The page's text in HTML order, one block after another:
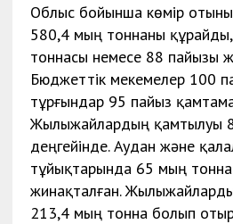
Облыс бойынша көмір
580,4 мың тоннаны
тоннасы немесе 88 пайызы
Бюджеттік мекемелер 100
тұрғындар 95 пайыз
Жылыжайлардың қамтылуы
деңгейінде. Аудан және
тұйықтарында 65 мың
жинақталған.
213,4 мың тонна болып